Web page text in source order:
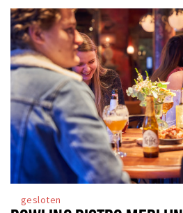
gesloten